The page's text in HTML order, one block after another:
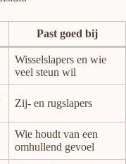
Past goed bij
Wisselslapers en wie
veel steun wil
Zij- en rugslapers
Wie houdt van een
omhullend gevoel